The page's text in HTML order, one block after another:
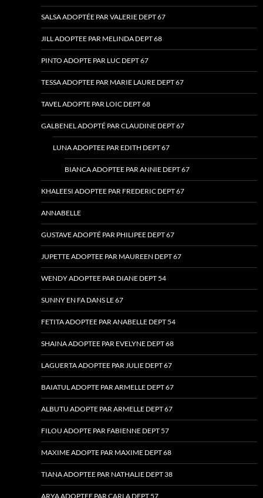
SALSA ADOPTÉE PAR VALERIE DEPT 67
JILL ADOPTEE PAR MELINDA DEPT 68
PINTO ADOPTE PAR LUC DEPT 67
TESSA ADOPTEE PAR MARIE LAURE DEPT 67
TAVEL ADOPTE PAR LOIC DEPT 68
GALBENEL ADOPTÉ PAR CLAUDINE DEPT 67
LUNA ADOPTEE PAR EDITH DEPT 67
BIANCA ADOPTEE PAR ANNIE DEPT 67
KHALEESI ADOPTEE PAR FREDERIC DEPT 67
ANNABELLE
GUSTAVE ADOPTÉ PAR PHILIPEE DEPT 67
JUPETTE ADOPTEE PAR MAUREEN DEPT 67
WENDY ADOPTEE PAR DIANE DEPT 54
SUNNY EN FA DANS LE 67
FETITA ADOPTEE PAR ANABELLE DEPT 54
SHAINA ADOPTEE PAR EVELYNE DEPT 68
LAGUERTA ADOPTEE PAR JULIE DEPT 67
BAIATUL ADOPTE PAR ARMELLE DEPT 67
ALBUTU ADOPTE PAR ARMELLE DEPT 67
FILOU ADOPTE PAR FABIENNE DEPT 57
MAXIME ADOPTE PAR MAXIME DEPT 68
TIANA ADOPTEE PAR NATHALIE DEPT 38
ARYA ADOPTEE PAR CARLA DEPT 57